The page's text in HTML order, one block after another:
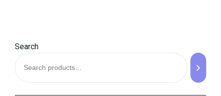
Search